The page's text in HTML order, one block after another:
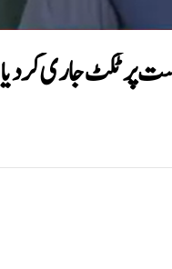
پر ٹکٹ جاری کر دیا